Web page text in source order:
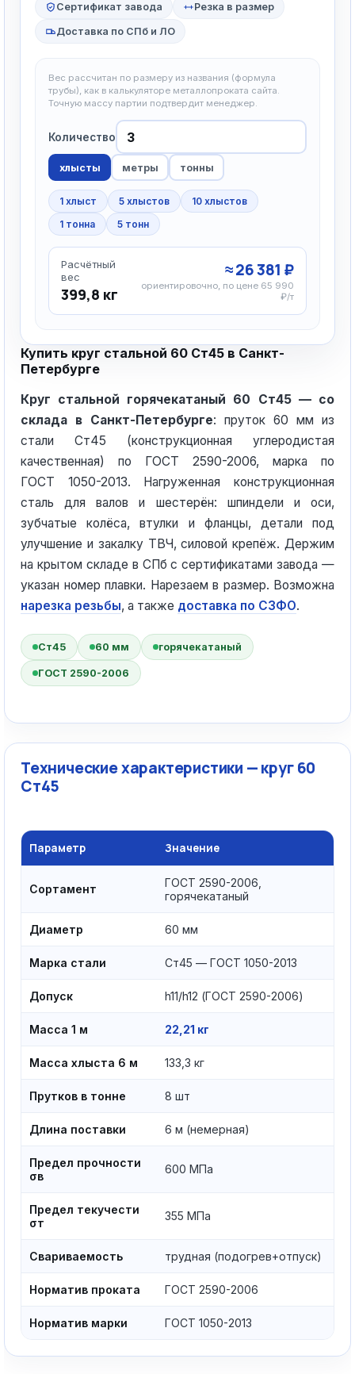
Сертификат завода Резка в размер
Доставка по СПб и ЛО
Вес рассчитан по размеру из названия (формула
трубы), как в калькуляторе металлопроката сайта.
Точную массу партии подтвердит менеджер.
Количество
хлысты метры тонны
1 хлыст 5 хлыстов
10 хлыстов
1 тонна
5 тонн
Расчётный
вес
399,8 кг
≈ 26 381 ₽
ориентировочно, по цене 65 990
₽/т
Купить круг стальной 60 Ст45 в Санкт-
Петербурге
Круг стальной горячекатаный 60 Ст45 — со
склада в Санкт-Петербурге: пруток 60 мм из
стали Ст45 (конструкционная углеродистая
качественная) по ГОСТ 2590-2006, марка по
ГОСТ 1050-2013. Нагруженная конструкционная
сталь для валов и шестерён: шпиндели и оси,
зубчатые колёса, втулки и фланцы, детали под
улучшение и закалку ТВЧ, силовой крепёж. Держим
на крытом складе в СПб с сертификатами завода —
указан номер плавки. Нарезаем в размер. Возможна
нарезка резьбы, а также доставка по СЗФО.
Ст45 60 мм горячекатаный
ГОСТ 2590-2006
Технические характеристики — круг 60
Ст45
Параметр Значение
Сортамент
ГОСТ 2590-2006,
горячекатаный
Диаметр 60 мм
Марка стали Ст45 — ГОСТ 1050-2013
Допуск h11/h12 (ГОСТ 2590-2006)
Масса 1 м 22,21 кг
Масса хлыста 6 м 133,3 кг
Прутков в тонне 8 шт
Длина поставки 6 м (немерная)
Предел прочности
σв
600 МПа
Предел текучести
σт
355 МПа
Свариваемость трудная (подогрев+отпуск)
Норматив проката ГОСТ 2590-2006
Норматив марки ГОСТ 1050-2013